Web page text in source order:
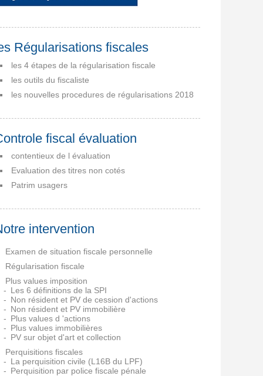
Régularisations fiscales
les 4 étapes de la régularisation fiscale
les outils du fiscaliste
les nouvelles procedures de régularisations 2018
fiscal évaluation
contentieux de l évaluation
Evaluation des titres non cotés
Patrim usagers
intervention
Examen de situation fiscale personnelle
Régularisation fiscale
Plus values imposition
Les 6 définitions de la SPI
Non résident et PV de cession d'actions
Non résident et PV immobilière
Plus values d 'actions
Plus values immobilières
PV sur objet d'art et collection
Perquisitions fiscales
La perquisition civile (L16B du LPF)
Perquisition par police fiscale pénale